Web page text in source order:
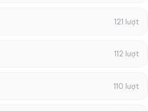
121 lượt
112 lượt
110 lượt